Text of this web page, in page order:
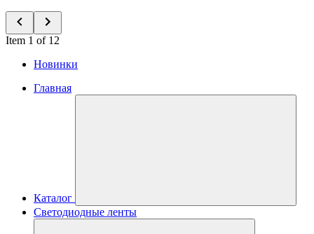
Item 1 of 12
Новинки
Главная
Каталог
Светодиодные ленты